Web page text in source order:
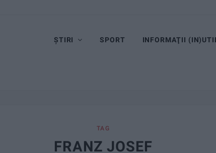
ȘTIRI SPORT INFORMAŢII
TAG
FRANZ JOSEF